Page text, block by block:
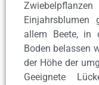
allem Beete, in
Boden belassen
der Höhe der
Geeignete